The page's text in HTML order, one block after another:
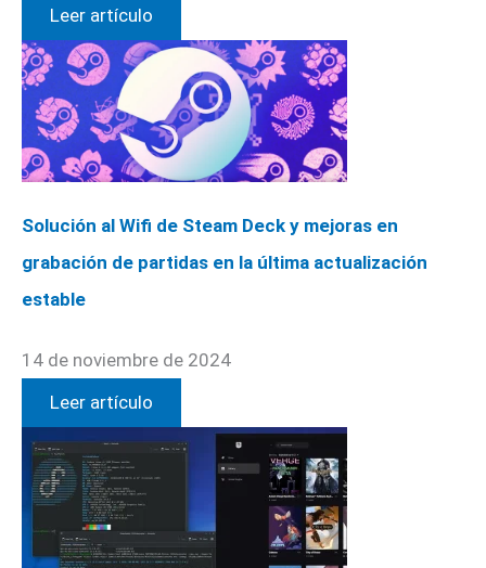
Leer artículo
Solución al Wifi de Steam Deck y mejoras en
grabación de partidas en la última actualización
estable
14 de noviembre de 2024
Leer artículo